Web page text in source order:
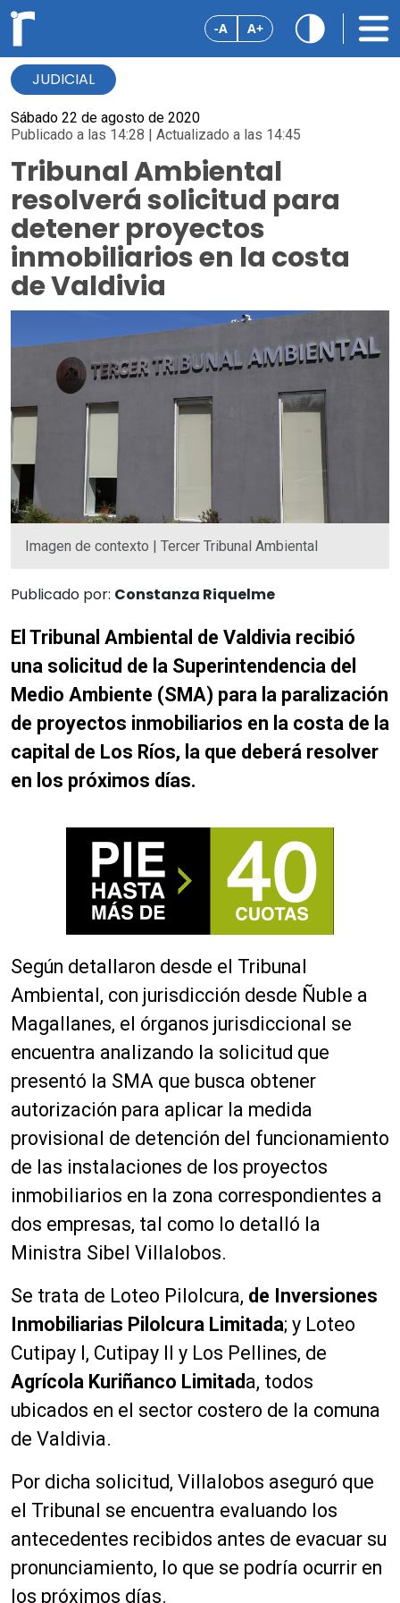
-A A+
JUDICIAL
Sábado 22 de agosto de 2020
Publicado a las 14:28 | Actualizado a las 14:45
Tribunal Ambiental
resolverá solicitud para
detener proyectos
inmobiliarios en la costa
de Valdivia
Imagen de contexto | Tercer Tribunal Ambiental
Publicado por: Constanza Riquelme
El Tribunal Ambiental de Valdivia recibió
una solicitud de la Superintendencia del
Medio Ambiente (SMA) para la paralización
de proyectos inmobiliarios en la costa de la
capital de Los Ríos, la que deberá resolver
en los próximos días.
Según detallaron desde el Tribunal
Ambiental, con jurisdicción desde Ñuble a
Magallanes, el órganos jurisdiccional se
encuentra analizando la solicitud que
presentó la SMA que busca obtener
autorización para aplicar la medida
provisional de detención del funcionamiento
de las instalaciones de los proyectos
inmobiliarios en la zona correspondientes a
dos empresas, tal como lo detalló la
Ministra Sibel Villalobos.
Se trata de Loteo Pilolcura, de Inversiones
Inmobiliarias Pilolcura Limitada; y Loteo
Cutipay I, Cutipay II y Los Pellines, de
Agrícola Kuriñanco Limitad a, todos
ubicados en el sector costero de la comuna
de Valdivia.
Por dicha solicitud, Villalobos aseguró que
el Tribunal se encuentra evaluando los
antecedentes recibidos antes de evacuar su
pronunciamiento, lo que se podría ocurrir en
los próximos días.